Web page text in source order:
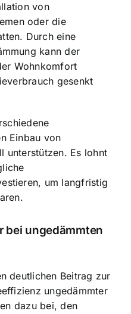
von
oder die
. Durch eine
kann der
Wohnkomfort
gesenkt
Einbau von
unterstützen. Es lohnt
um langfristig
bei ungedämmten
deutlichen Beitrag zur
ungedämmter
dazu bei, den